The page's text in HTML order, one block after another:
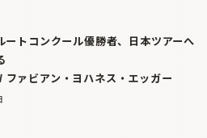
ートコンクール優勝者、日本ツアーへ
ファビアン・ヨハネス・エッガー